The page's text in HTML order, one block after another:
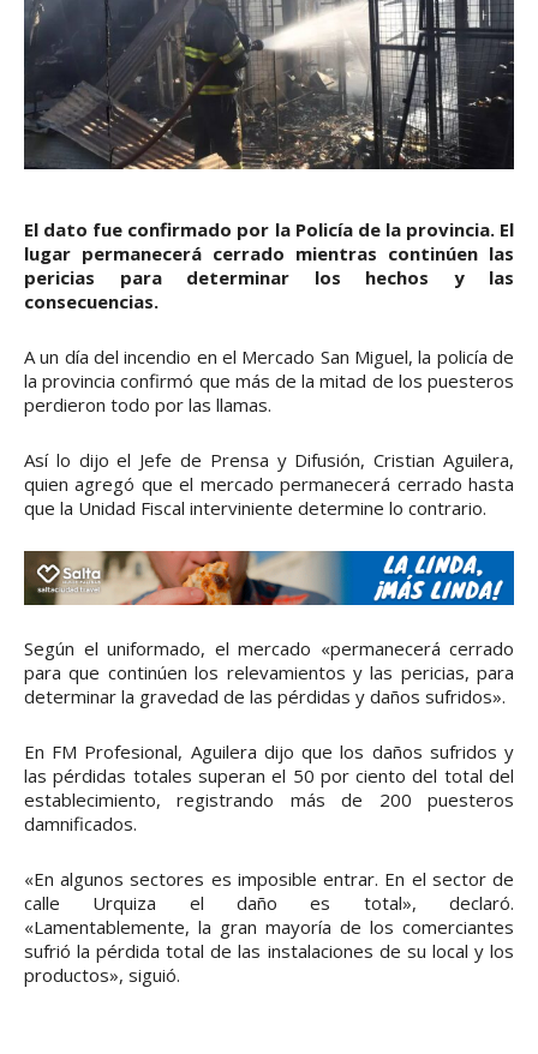
El dato fue confirmado por la Policía de la provincia. El
lugar permanecerá cerrado mientras continúen las
pericias para determinar los hechos y las
consecuencias.
A un día del incendio en el Mercado San Miguel, la policía de
la provincia confirmó que más de la mitad de los puesteros
perdieron todo por las llamas.
Así lo dijo el Jefe de Prensa y Difusión, Cristian Aguilera,
quien agregó que el mercado permanecerá cerrado hasta
que la Unidad Fiscal interviniente determine lo contrario.
Según el uniformado, el mercado «permanecerá cerrado
para que continúen los relevamientos y las pericias, para
determinar la gravedad de las pérdidas y daños sufridos».
En FM Profesional, Aguilera dijo que los daños sufridos y
las pérdidas totales superan el 50 por ciento del total del
establecimiento, registrando más de 200 puesteros
damnificados.
«En algunos sectores es imposible entrar. En el sector de
calle Urquiza el daño es total», declaró.
«Lamentablemente, la gran mayoría de los comerciantes
sufrió la pérdida total de las instalaciones de su local y los
productos», siguió.